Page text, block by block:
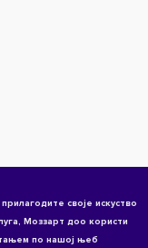
своје искуство
Моззарт доо користи
по нашој њеб